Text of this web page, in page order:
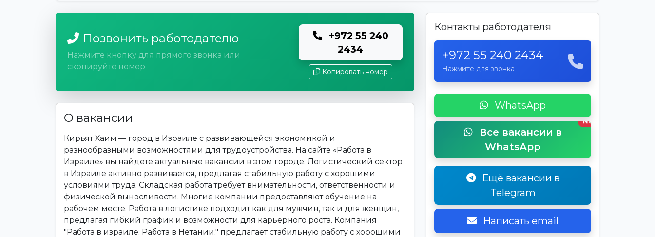
Позвонить работодателю
Нажмите кнопку для прямого звонка или
скопируйте номер
+972 55 240
2434
Копировать номер
О вакансии
Кирьят Хаим — город в Израиле с развивающейся экономикой и
разнообразными возможностями для трудоустройства. На сайте «Работа в
Израиле» вы найдете актуальные вакансии в этом городе. Логистический сектор
в Израиле активно развивается, предлагая стабильную работу с хорошими
условиями труда. Складская работа требует внимательности, ответственности и
физической выносливости. Многие компании предоставляют обучение на
рабочем месте. Работа в логистике подходит как для мужчин, так и для женщин,
предлагая гибкий график и возможности для карьерного роста. Компания
"Работа в израиле. Работа в Нетании." предлагает стабильную работу с хорошими
Контакты работодателя
+972 55 240 2434
Нажмите для звонка
WhatsApp
Все вакансии в
WhatsApp
New
Ещё вакансии в
Telegram
Написать email